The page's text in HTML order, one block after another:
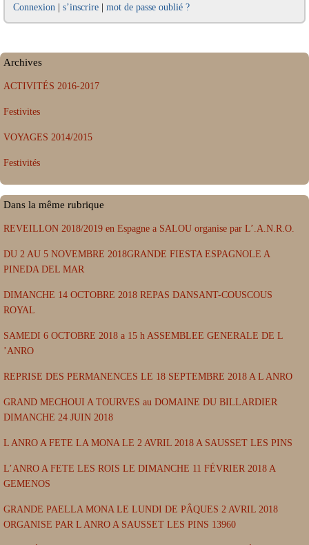
Connexion | s’inscrire | mot de passe oublié ?
Archives
ACTIVITÉS 2016-2017
Festivites
VOYAGES 2014/2015
Festivités
Dans la même rubrique
REVEILLON 2018/2019 en Espagne a SALOU organise par L’.A.N.R.O.
DU 2 AU 5 NOVEMBRE 2018GRANDE FIESTA ESPAGNOLE A
PINEDA DEL MAR
DIMANCHE 14 OCTOBRE 2018 REPAS DANSANT-COUSCOUS
ROYAL
SAMEDI 6 OCTOBRE 2018 a 15 h ASSEMBLEE GENERALE DE L
’ANRO
REPRISE DES PERMANENCES LE 18 SEPTEMBRE 2018 A L ANRO
GRAND MECHOUI A TOURVES au DOMAINE DU BILLARDIER
DIMANCHE 24 JUIN 2018
L ANRO A FETE LA MONA LE 2 AVRIL 2018 A SAUSSET LES PINS
L’ANRO A FETE LES ROIS LE DIMANCHE 11 FÉVRIER 2018 A
GEMENOS
GRANDE PAELLA MONA LE LUNDI DE PÂQUES 2 AVRIL 2018
ORGANISE PAR L ANRO A SAUSSET LES PINS 13960